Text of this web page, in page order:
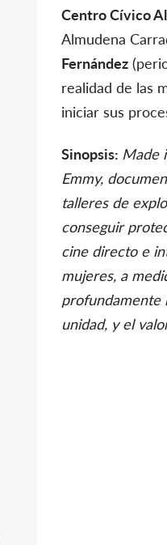
Centro Cívico
Almudena
Fernández
realidad de las
iniciar sus
Sinopsis: Made
Emmy,
talleres de
conseguir
cine directo e
mujeres, a
profundamente
unidad, y el